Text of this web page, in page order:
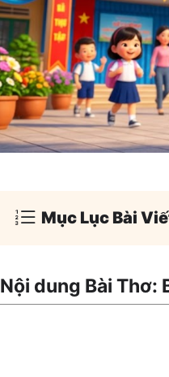
Mục Lục Bài
Nội dung Bài Thơ: